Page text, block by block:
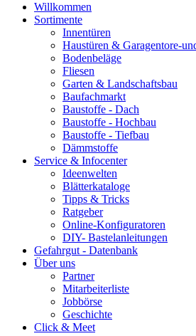
Willkommen
Sortimente
Innentüren
Haustüren & Garagentore-
Bodenbeläge
Fliesen
Garten & Landschaftsbau
Baufachmarkt
Baustoffe - Dach
Baustoffe - Hochbau
Baustoffe - Tiefbau
Dämmstoffe
Service & Infocenter
Ideenwelten
Blätterkataloge
Tipps & Tricks
Ratgeber
Online-Konfiguratoren
DIY- Bastelanleitungen
Gefahrgut - Datenbank
Über uns
Partner
Mitarbeiterliste
Jobbörse
Geschichte
Click & Meet